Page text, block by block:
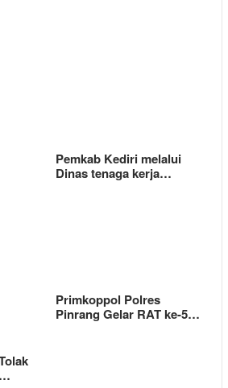
Pemkab Kediri melalui
Dinas tenaga kerja…
Primkoppol Polres
Pinrang Gelar RAT ke-5…